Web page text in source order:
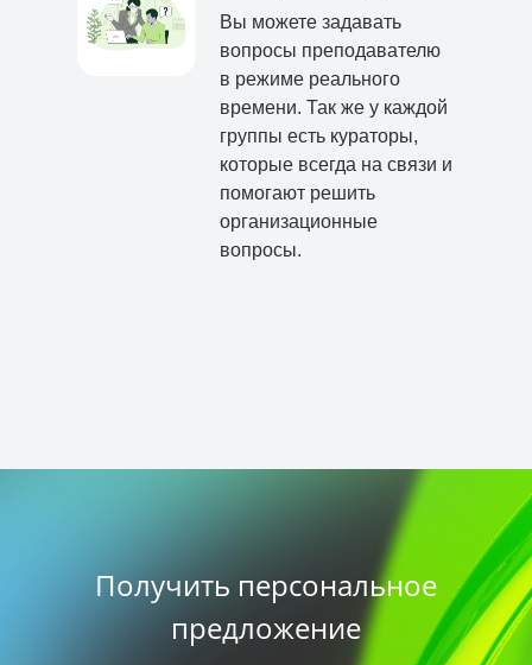
Вы можете задавать
вопросы преподавателю
в режиме реального
времени. Так же у каждой
группы есть кураторы,
которые всегда на связи и
помогают решить
организационные
вопросы.
Получить персональное
предложение